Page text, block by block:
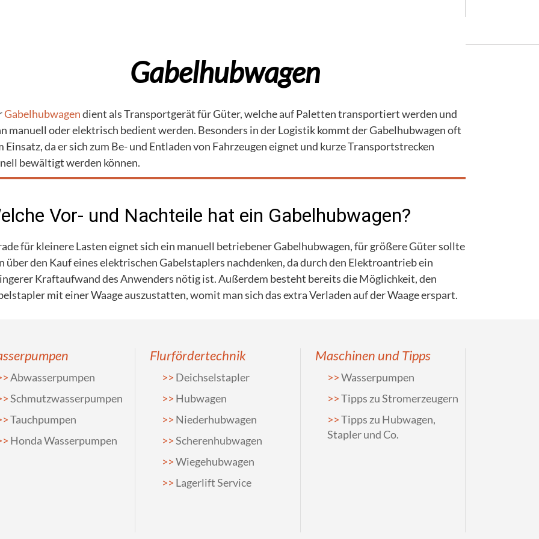
Gabelhubwagen
Gabelhubwagendient als Transportgerät für Güter, welche auf Paletten transportiert werden und
manuell oder elektrisch bedient werden. Besonders in der Logistik kommt der Gabelhubwagen oft
Einsatz, da er sich zum Be- und Entladen von Fahrzeugen eignet und kurze Transportstrecken
bewältigt werden können.
Vor- und Nachteile hat ein Gabelhubwagen?
für kleinere Lasten eignet sich ein manuell betriebener Gabelhubwagen, für größere Güter sollte
über den Kauf eines elektrischen Gabelstaplers nachdenken, da durch den Elektroantrieb ein
Kraftaufwand des Anwenders nötig ist. Außerdem besteht bereits die Möglichkeit, den
mit einer Waage auszustatten, womit man sich das extra Verladen auf der Waage erspart.
Abwasserpumpen
Schmutzwasserpumpen
Tauchpumpen
Honda Wasserpumpen
Flurfördertechnik
Deichselstapler
Hubwagen
Niederhubwagen
Scherenhubwagen
Wiegehubwagen
Lagerlift Service
Maschinen und Tipps
Wasserpumpen
Tipps zu Stromerzeugern
Tipps zu Hubwagen,
Stapler und Co.